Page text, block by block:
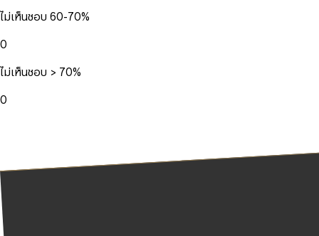
ไม่เห็นชอบ 60-70%
0
ไม่เห็นชอบ > 70%
0